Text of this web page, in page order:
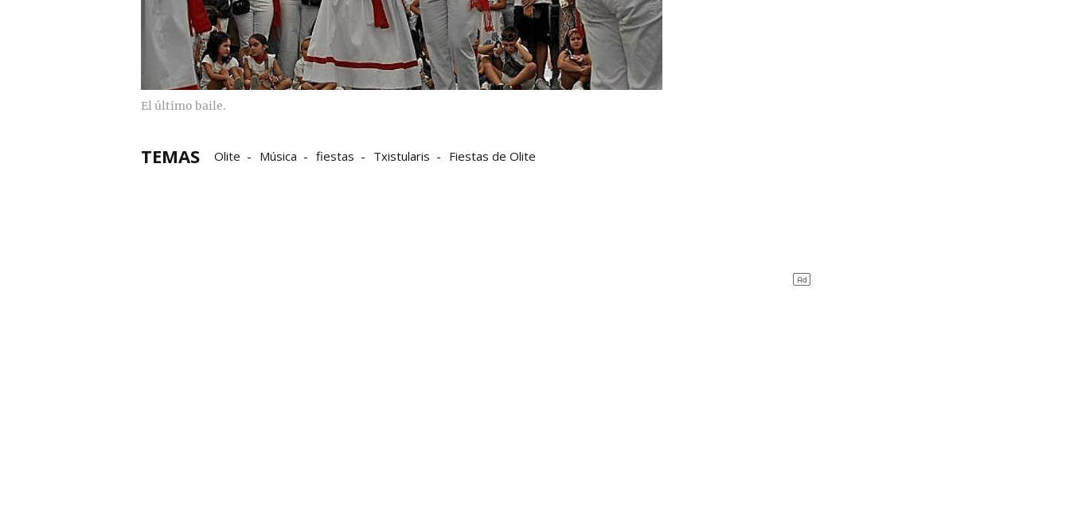
El último baile.
TEMAS Olite Música fiestas Txistularis Fiestas de Olite